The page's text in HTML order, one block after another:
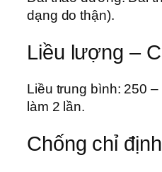
dạng do thận).
Liều lượng –
Liều trung bình: 250
làm 2 lần.
Chống chỉ